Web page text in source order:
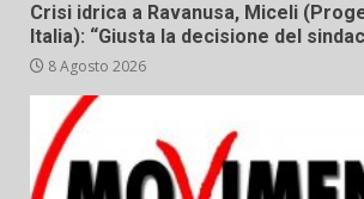
Crisi idrica a Ravanusa, Miceli
Italia): “Giusta la decisione del
8 Agosto 2026